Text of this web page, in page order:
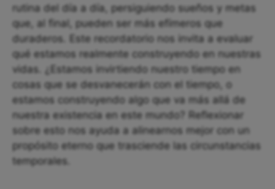
rutina del día a día, persiguiendo sueños y metas
que, al final, pueden ser más efímeros que
duraderos. Este recordatorio nos invita a evaluar
qué estamos realmente construyendo en nuestras
vidas. ¿Estamos invirtiendo nuestro tiempo en
cosas que se desvanecerán con el tiempo, o
estamos construyendo algo que va más allá de
nuestra existencia en este mundo? Reflexionar
sobre esto nos ayuda a alinearnos mejor con un
propósito eterno que trasciende las circunstancias
temporales.